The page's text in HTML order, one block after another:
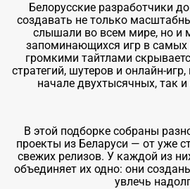
Белорусские разработчики
создавать не только
слышали во всем мире, но и
запоминающихся игр в самых
громкими тайтлами
стратегий, шутеров и онлайн-
начале двухтысячных, так
В этой подборке собраны
проекты из Беларуси — от уже
свежих релизов. У каждой из
объединяет их одно: они
увлечь